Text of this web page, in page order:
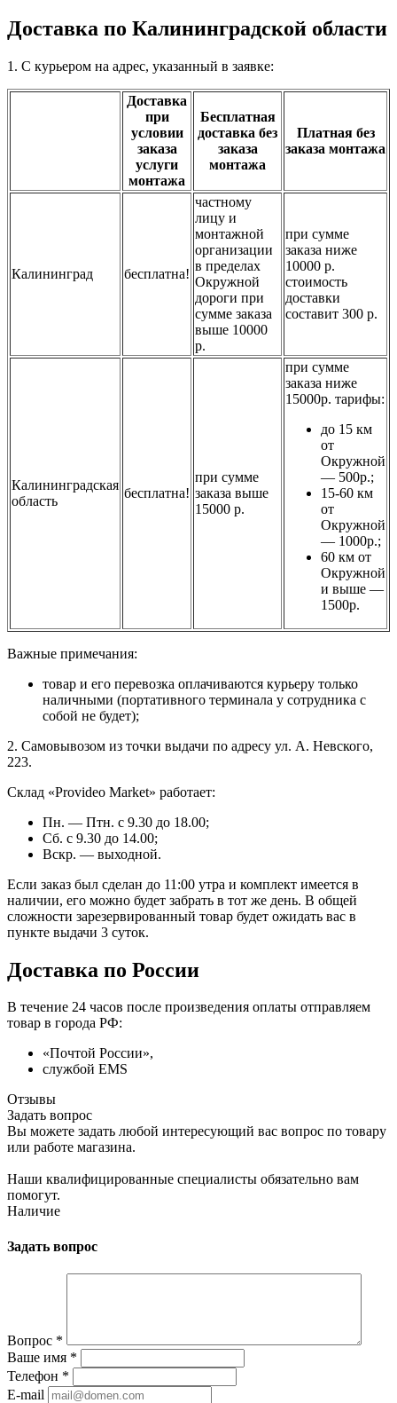
Доставка по Калининградской области
1. С курьером на адрес, указанный в заявке:
Доставка
при
условии
заказа
услуги
монтажа
Бесплатная
доставка без
заказа
монтажа
Платная без
заказа монтажа
Калининград бесплатна!
частному
лицу и
монтажной
организации
в пределах
Окружной
дороги при
сумме заказа
выше 10000
р.
при сумме
заказа ниже
10000 р.
стоимость
доставки
составит 300 р.
Калининградская
область
бесплатна!
при сумме
заказа выше
15000 р.
при сумме
заказа ниже
15000р. тарифы:
до 15 км
от
Окружной
— 500р.;
15-60 км
от
Окружной
— 1000р.;
60 км от
Окружной
и выше —
1500р.
Важные примечания:
товар и его перевозка оплачиваются курьеру только
наличными (портативного терминала у сотрудника с
собой не будет);
2. Самовывозом из точки выдачи по адресу ул. А. Невского,
223.
Склад «Provideo Market» работает:
Пн. — Птн. с 9.30 до 18.00;
Сб. с 9.30 до 14.00;
Вскр. — выходной.
Если заказ был сделан до 11:00 утра и комплект имеется в
наличии, его можно будет забрать в тот же день. В общей
сложности зарезервированный товар будет ожидать вас в
пункте выдачи 3 суток.
Доставка по России
В течение 24 часов после произведения оплаты отправляем
товар в города РФ:
«Почтой России»,
службой EMS
Отзывы
Задать вопрос
Вы можете задать любой интересующий вас вопрос по товару
или работе магазина.
Наши квалифицированные специалисты обязательно вам
помогут.
Наличие
Задать вопрос
Вопрос *
Ваше имя *
Телефон *
E-mail